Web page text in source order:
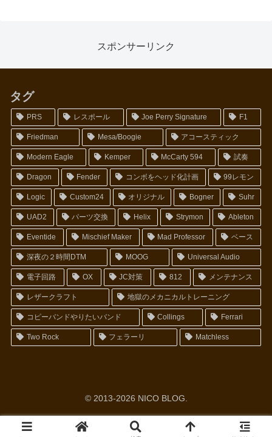
スポンサーリンク
タグ
PRS レスポール Joe Perry Signature F1
Friedman Mesa/Boogie アコースティック
Modern Eagle Kemper McCarty 594 試奏
Dragon Fender コンボをヘッド化計画 99レモン
Logic Custom24 オリジナル Bogner Suhr
UAD2 パーツ交換 Helix Strymon Ableton
Eventide Mischief Maker Mad Professor ベース
深夜の２時間DTM MOOG Universal Audio
電子回路 OX JC対策 812 メンテナンス
レザークラフト 地獄のメカニカルトレーニング
コピーバンドやりたいバンド Collings Ferrari
Two Rock フェラーリ Matchless
© 2013-2026 NICO BLOG.